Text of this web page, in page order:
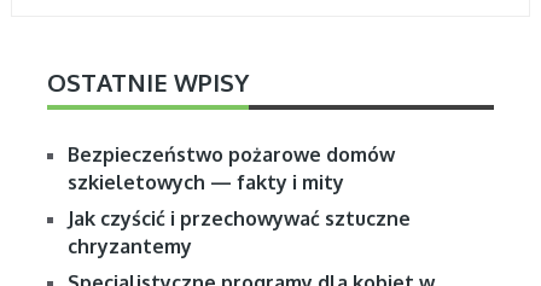
OSTATNIE WPISY
Bezpieczeństwo pożarowe domów
szkieletowych — fakty i mity
Jak czyścić i przechowywać sztuczne
chryzantemy